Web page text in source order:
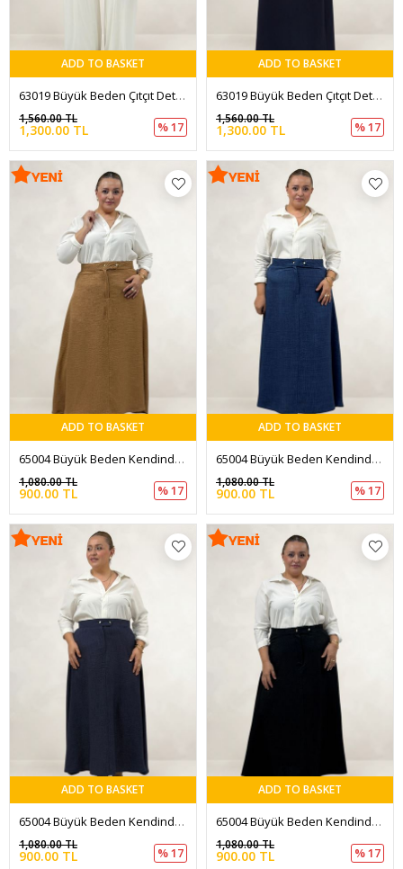
ADD TO BASKET
63019 Büyük Beden Çıtçıt Detaylı Modal Kısa Ceket - İndigo
1,300.00 TL
1,560.00 TL
% 17
ADD TO BASKET
63019 Büyük Beden Çıtçıt Detaylı Modal Kısa Ceket - Siyah
1,300.00 TL
1,560.00 TL
% 17
ADD TO BASKET
65004 Büyük Beden Kendinden Kemerli Düğmeli Melanj Etek - Taba
900.00 TL
1,080.00 TL
% 17
ADD TO BASKET
65004 Büyük Beden Kendinden Kemerli Düğmeli Melanj Etek - İndigo
900.00 TL
1,080.00 TL
% 17
ADD TO BASKET
65004 Büyük Beden Kendinden Kemerli Düğmeli Melanj Etek - Lacivert
900.00 TL
1,080.00 TL
% 17
ADD TO BASKET
65004 Büyük Beden Kendinden Kemerli Düğmeli Melanj Etek - Siyah
900.00 TL
1,080.00 TL
% 17